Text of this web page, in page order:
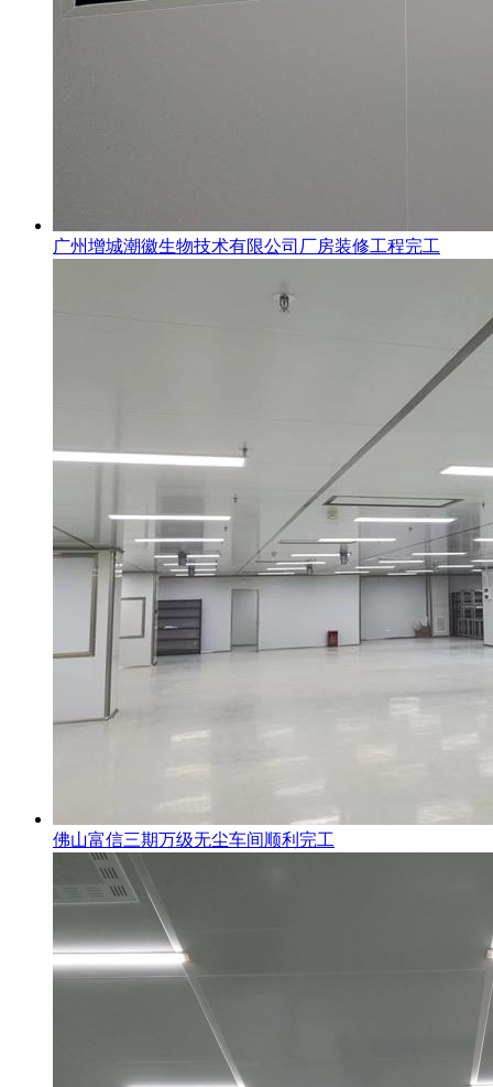
广州增城潮徽生物技术有限公司厂房装修工程完工
佛山富信三期万级无尘车间顺利完工